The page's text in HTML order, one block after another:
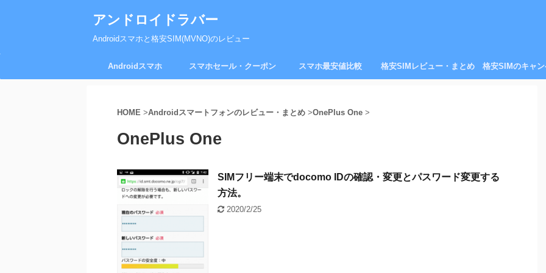
アンドロイドラバー
Androidスマホと格安SIM(MVNO)のレビュー
Androidスマホ スマホセール・クーポン スマホ最安値比較 格安SIMレビュー・まとめ 格安SIMのキャ
HOME >Androidスマートフォンのレビュー・まとめ >OnePlus One >
OnePlus One
SIMフリー端末でdocomo IDの確認・変更とパスワード変更する
方法。
2020/2/25